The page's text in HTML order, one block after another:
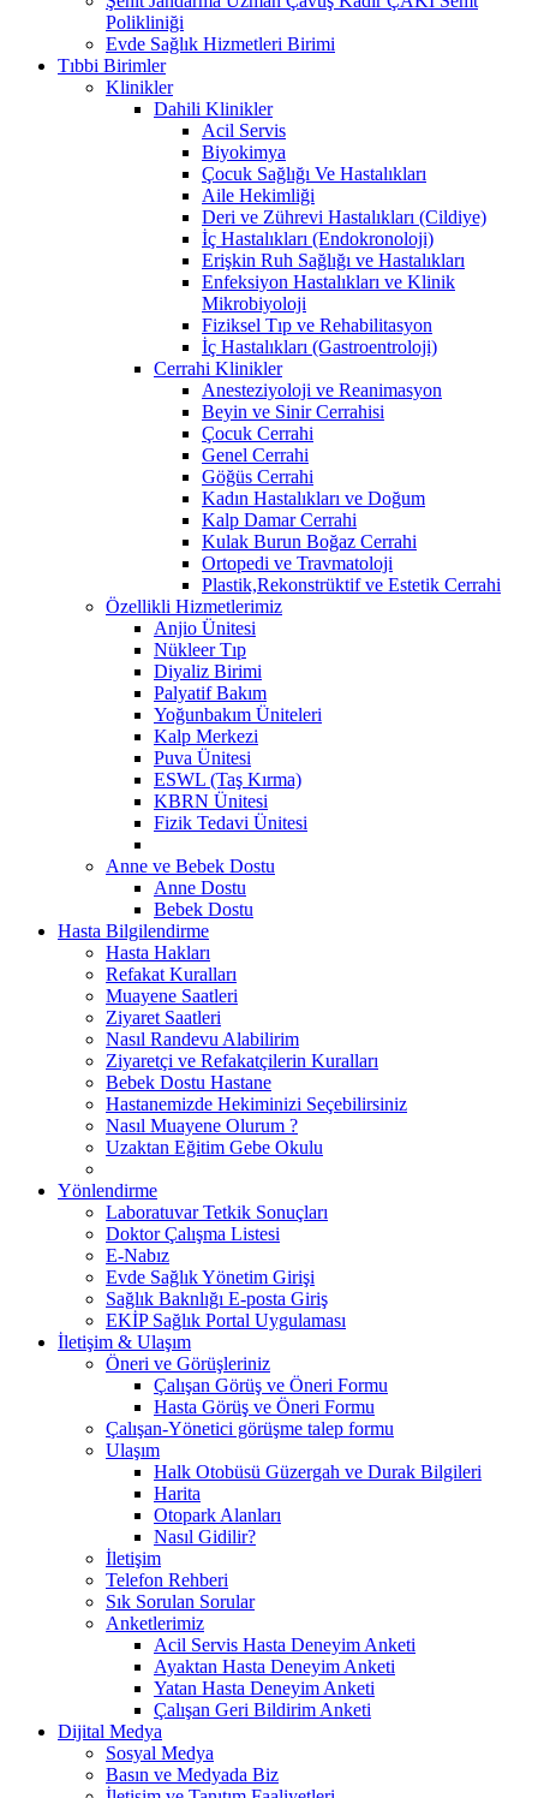
Polikliniği
Evde Sağlık Hizmetleri Birimi
Tıbbi Birimler
Klinikler
Dahili Klinikler
Acil Servis
Biyokimya
Çocuk Sağlığı Ve Hastalıkları
Aile Hekimliği
Deri ve Zührevi Hastalıkları (Cildiye)
İç Hastalıkları (Endokronoloji)
Erişkin Ruh Sağlığı ve Hastalıkları
Enfeksiyon Hastalıkları ve Klinik
Mikrobiyoloji
Fiziksel Tıp ve Rehabilitasyon
İç Hastalıkları (Gastroentroloji)
Cerrahi Klinikler
Anesteziyoloji ve Reanimasyon
Beyin ve Sinir Cerrahisi
Çocuk Cerrahi
Genel Cerrahi
Göğüs Cerrahi
Kadın Hastalıkları ve Doğum
Kalp Damar Cerrahi
Kulak Burun Boğaz Cerrahi
Ortopedi ve Travmatoloji
Plastik,Rekonstrüktif ve Estetik Cerrahi
Özellikli Hizmetlerimiz
Anjio Ünitesi
Nükleer Tıp
Diyaliz Birimi
Palyatif Bakım
Yoğunbakım Üniteleri
Kalp Merkezi
Puva Ünitesi
ESWL (Taş Kırma)
KBRN Ünitesi
Fizik Tedavi Ünitesi
Anne ve Bebek Dostu
Anne Dostu
Bebek Dostu
Hasta Bilgilendirme
Hasta Hakları
Refakat Kuralları
Muayene Saatleri
Ziyaret Saatleri
Nasıl Randevu Alabilirim
Ziyaretçi ve Refakatçilerin Kuralları
Bebek Dostu Hastane
Hastanemizde Hekiminizi Seçebilirsiniz
Nasıl Muayene Olurum ?
Uzaktan Eğitim Gebe Okulu
Yönlendirme
Laboratuvar Tetkik Sonuçları
Doktor Çalışma Listesi
E-Nabız
Evde Sağlık Yönetim Girişi
Sağlık Baknlığı E-posta Giriş
EKİP Sağlık Portal Uygulaması
İletişim & Ulaşım
Öneri ve Görüşleriniz
Çalışan Görüş ve Öneri Formu
Hasta Görüş ve Öneri Formu
Çalışan-Yönetici görüşme talep formu
Ulaşım
Halk Otobüsü Güzergah ve Durak Bilgileri
Harita
Otopark Alanları
Nasıl Gidilir?
İletişim
Telefon Rehberi
Sık Sorulan Sorular
Anketlerimiz
Acil Servis Hasta Deneyim Anketi
Ayaktan Hasta Deneyim Anketi
Yatan Hasta Deneyim Anketi
Çalışan Geri Bildirim Anketi
Dijital Medya
Sosyal Medya
Basın ve Medyada Biz